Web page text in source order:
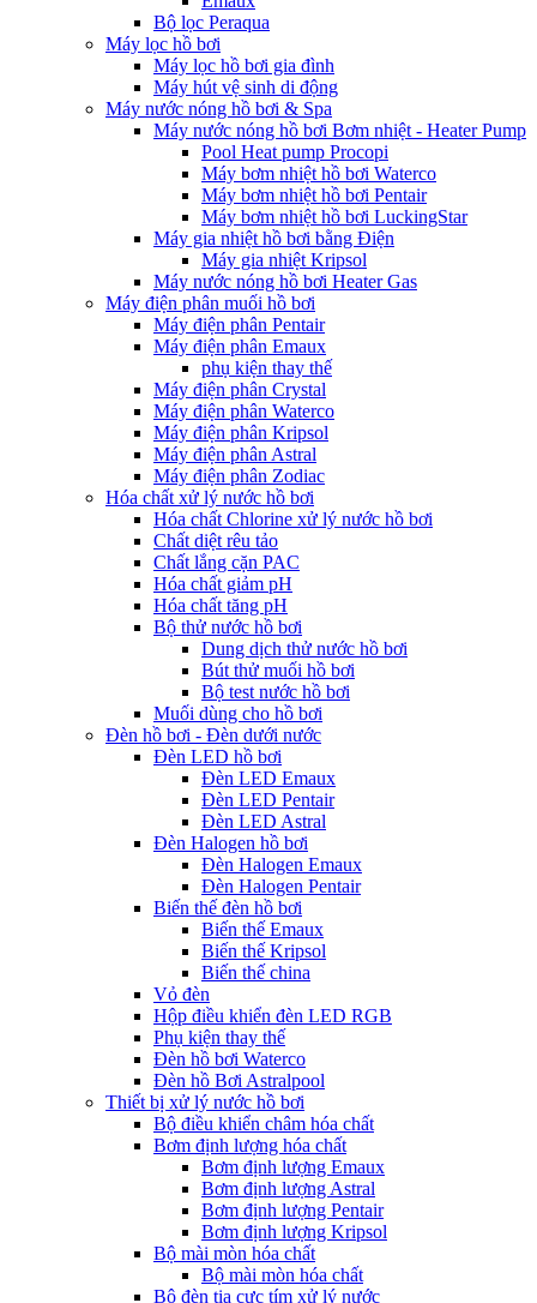
Bộ lọc Peraqua
Máy lọc hồ bơi
Máy lọc hồ bơi gia đình
Máy hút vệ sinh di động
Máy nước nóng hồ bơi & Spa
Máy nước nóng hồ bơi Bơm nhiệt - Heater Pump
Pool Heat pump Procopi
Máy bơm nhiệt hồ bơi Waterco
Máy bơm nhiệt hồ bơi Pentair
Máy bơm nhiệt hồ bơi LuckingStar
Máy gia nhiệt hồ bơi bằng Điện
Máy gia nhiệt Kripsol
Máy nước nóng hồ bơi Heater Gas
Máy điện phân muối hồ bơi
Máy điện phân Pentair
Máy điện phân Emaux
phụ kiện thay thế
Máy điện phân Crystal
Máy điện phân Waterco
Máy điện phân Kripsol
Máy điện phân Astral
Máy điện phân Zodiac
Hóa chất xử lý nước hồ bơi
Hóa chất Chlorine xử lý nước hồ bơi
Chất diệt rêu tảo
Chất lắng cặn PAC
Hóa chất giảm pH
Hóa chất tăng pH
Bộ thử nước hồ bơi
Dung dịch thử nước hồ bơi
Bút thử muối hồ bơi
Bộ test nước hồ bơi
Muối dùng cho hồ bơi
Đèn hồ bơi - Đèn dưới nước
Đèn LED hồ bơi
Đèn LED Emaux
Đèn LED Pentair
Đèn LED Astral
Đèn Halogen hồ bơi
Đèn Halogen Emaux
Đèn Halogen Pentair
Biến thế đèn hồ bơi
Biến thế Emaux
Biến thế Kripsol
Biến thế china
Vỏ đèn
Hộp điều khiển đèn LED RGB
Phụ kiện thay thế
Đèn hồ bơi Waterco
Đèn hồ Bơi Astralpool
Thiết bị xử lý nước hồ bơi
Bộ điều khiển châm hóa chất
Bơm định lượng hóa chất
Bơm định lượng Emaux
Bơm định lượng Astral
Bơm định lượng Pentair
Bơm định lượng Kripsol
Bộ mài mòn hóa chất
Bộ mài mòn hóa chất
Bộ đèn tia cực tím xử lý nước